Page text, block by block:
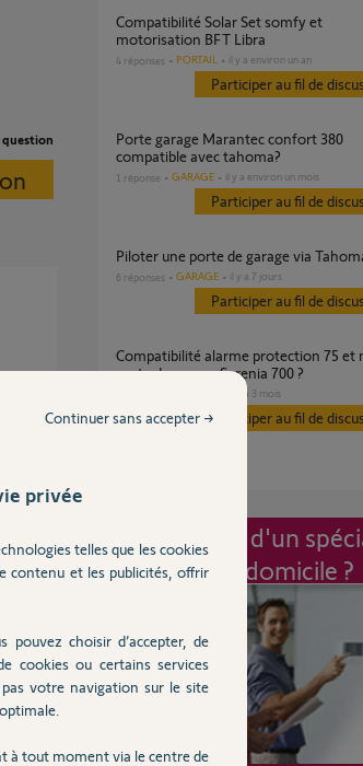
Compatibilité Solar Set somfy et
motorisation BFT Libra
4 réponses PORTAIL il y a environ un an
Participer au fil de
Porte garage Marantec confort 380
compatible avec tahoma?
1 réponse GARAGE il y a environ un mois
Participer au fil de
Piloter une porte de garage via
6 réponses GARAGE il y a 7 jours
Participer au fil de
Compatibilité alarme protection 75 et moteur
porte de garage Serenia 700 ?
il y a 3 mois
Participer au fil de
Intervention d'un
à mon domicile ?
privée
telles que les cookies
contenu et les publicités, offrir
choisir d’accepter, de
cookies ou certains services
votre navigation sur le site
à tout moment via le centre de
Continuer sans accepter →